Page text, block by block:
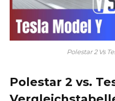
Polestar 2 Vs
Polestar 2 vs.